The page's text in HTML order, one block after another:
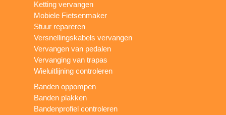
Ketting vervangen
Mobiele Fietsenmaker
Stuur repareren
Versnellingskabels vervangen
Vervangen van pedalen
Vervanging van trapas
Wieluitlijning controleren
Banden oppompen
Banden plakken
Bandenprofiel controleren